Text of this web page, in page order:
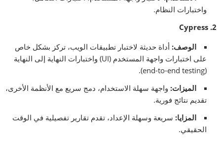
واختبارات النظام.
2. Cypress
الوصف: أداة حديثة لاختبار تطبيقات الويب، تركز بشكل خاص
على اختبارات واجهة المستخدم (UI) واختبارات النهاية إلى النهاية
(end-to-end testing).
الميزات: واجهة سهلة الاستخدام، دمج سريع مع الأنظمة الأخرى،
تقديم نتائج فورية.
المزايا: سريعة وسهلة الإعداد، تقدم تقارير تفصيلية في الوقت
الحقيقي.